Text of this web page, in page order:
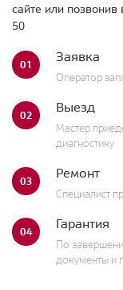
сайте или
50
01 Заявка
Оператор
02 Выезд
Мастер
диагностику
03 Ремонт
Специалист
04 Гарантия
По
документы и